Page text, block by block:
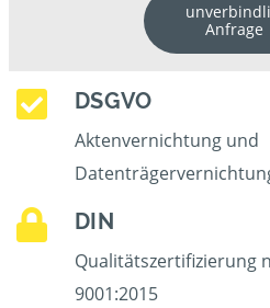
Anfrage
DSGVO
Aktenvernichtung und
DIN
Qualitätszertifizierung
9001:2015